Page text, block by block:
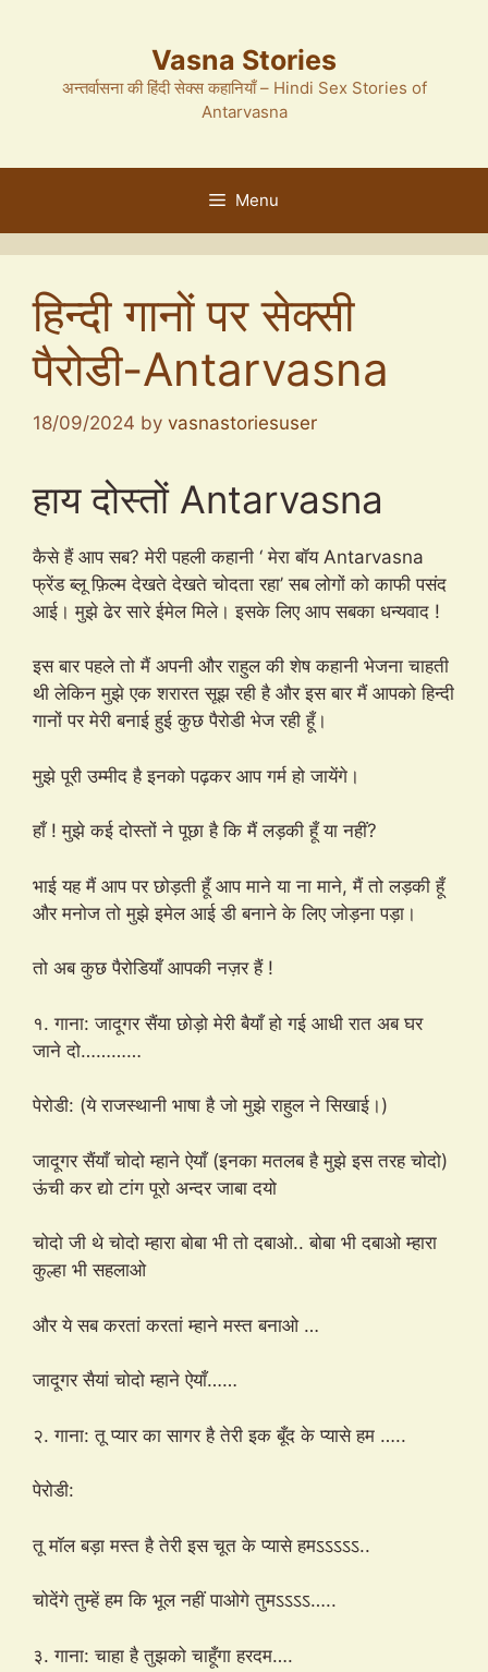
Vasna Stories
अन्तर्वासना की हिंदी सेक्स कहानियाँ – Hindi Sex Stories of
Antarvasna
Menu
हिन्दी गानों पर सेक्सी
पैरोडी-Antarvasna
18/09/2024 by vasnastoriesuser
हाय दोस्तों Antarvasna
कैसे हैं आप सब? मेरी पहली कहानी ‘ मेरा बॉय Antarvasna
फ्रेंड ब्लू फ़िल्म देखते देखते चोदता रहा’ सब लोगों को काफी पसंद
आई। मुझे ढेर सारे ईमेल मिले। इसके लिए आप सबका धन्यवाद !
इस बार पहले तो मैं अपनी और राहुल की शेष कहानी भेजना चाहती
थी लेकिन मुझे एक शरारत सूझ रही है और इस बार मैं आपको हिन्दी
गानों पर मेरी बनाई हुई कुछ पैरोडी भेज रही हूँ।
मुझे पूरी उम्मीद है इनको पढ़कर आप गर्म हो जायेंगे।
हाँ ! मुझे कई दोस्तों ने पूछा है कि मैं लड़की हूँ या नहीं?
भाई यह मैं आप पर छोड़ती हूँ आप माने या ना माने, मैं तो लड़की हूँ
और मनोज तो मुझे इमेल आई डी बनाने के लिए जोड़ना पड़ा।
तो अब कुछ पैरोडियाँ आपकी नज़र हैं !
१. गाना: जादूगर सैंया छोड़ो मेरी बैयाँ हो गई आधी रात अब घर
जाने दो…………
पेरोडी: (ये राजस्थानी भाषा है जो मुझे राहुल ने सिखाई।)
जादूगर सैंयाँ चोदो म्हाने ऐयाँ (इनका मतलब है मुझे इस तरह चोदो)
ऊंची कर द्यो टांग पूरो अन्दर जाबा दयो
चोदो जी थे चोदो म्हारा बोबा भी तो दबाओ.. बोबा भी दबाओ म्हारा
कुल्हा भी सहलाओ
और ये सब करतां करतां म्हाने मस्त बनाओ …
जादूगर सैयां चोदो म्हाने ऐयाँ……
२. गाना: तू प्यार का सागर है तेरी इक बूँद के प्यासे हम …..
पेरोडी:
तू मॉल बड़ा मस्त है तेरी इस चूत के प्यासे हमऽऽऽऽऽ..
चोदेंगे तुम्हें हम कि भूल नहीं पाओगे तुमऽऽऽऽ…..
३. गाना: चाहा है तुझको चाहूँगा हरदम….